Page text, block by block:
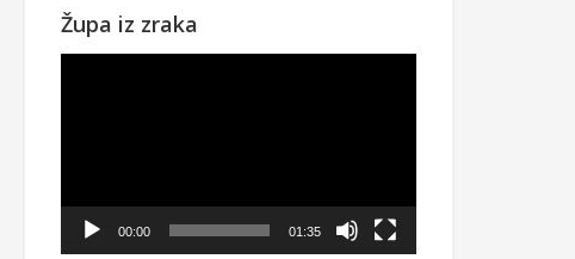
Župa iz zraka
00:00 01:35